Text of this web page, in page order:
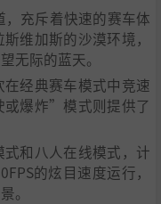
充斥着快速的赛车体
维加斯的沙漠环境，
无际的蓝天。
经典赛车模式中竞速
爆炸”模式则提供了
和八人在线模式，计
的炫目速度运行，
。